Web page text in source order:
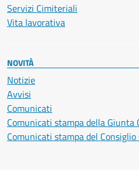
Servizi Cimiteriali
Vita lavorativa
NOVITÀ
Notizie
Avvisi
Comunicati
Comunicati stampa della Giunta
Comunicati stampa del